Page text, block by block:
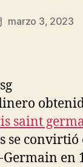
marzo 3, 2023
saint
se
en